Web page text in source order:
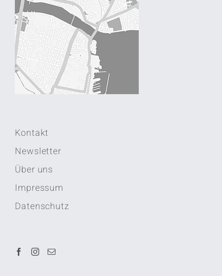
Kontakt
Newsletter
Über uns
Impressum
Datenschutz